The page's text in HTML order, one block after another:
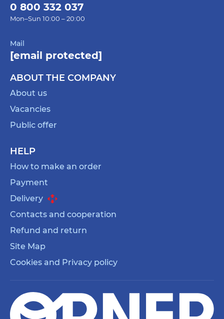
0 800 332 037
Mon–Sun 10:00 – 20:00
Mail
[email protected]
ABOUT THE COMPANY
About us
Vacancies
Public offer
HELP
How to make an order
Payment
Delivery
Contacts and cooperation
Refund and return
Site Map
Cookies and Privacy policy